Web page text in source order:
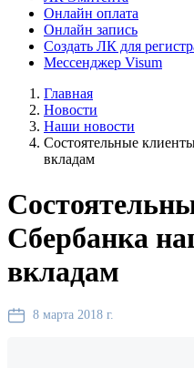
Онлайн оплата
Онлайн запись
Создать ЛК для
Мессенджер Visum
Главная
Новости
Наши новости
Состоятельные
вкладам
Сбербанка
вкладам
8 марта 2018 г.